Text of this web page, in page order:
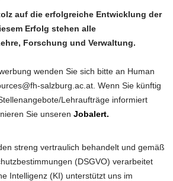
auf die erfolgreiche Entwicklung der
Erfolg stehen alle
Forschung und Verwaltung.
wenden Sie sich bitte an Human
salzburg.ac.at. Wenn Sie künftig
Lehraufträge informiert
Sie unseren Jobalert.
streng vertraulich behandelt und gemäß
(DSGVO) verarbeitet
Intelligenz (KI) unterstützt uns im